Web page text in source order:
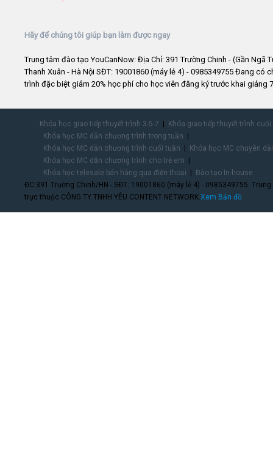
Hãy để chúng tôi giúp bạn làm được ngay
Trung tâm đào tạo YouCanNow: Địa Chỉ: 391 Trường Chinh - (Gần Ngã
Thanh Xuân - Hà Nội SĐT: 19001860 (máy lẻ 4) - 0985349755 Đang có
trình đặc biệt giảm 20% học phí cho học viên đăng ký trước khai giảng
Khóa học giao tiếp thuyết trình 3-5-7
Khóa giao tiếp thuyết trình
Khóa học MC dẫn chương trình trong tuần
Khóa học MC dẫn chương trình cuối tuần
Khóa học MC chuyên
Khóa học MC dẫn chương trình cho trẻ em
Khóa học telesale bán hàng qua điện thoại
Đào tạo In-house
ĐC:391 Trường Chinh/HN - SĐT: 19001860 (máy lẻ 4) - 0985349755.
trực thuộc CÔNG TY TNHH YÊU CONTENT NETWORK.Xem Bản đồ